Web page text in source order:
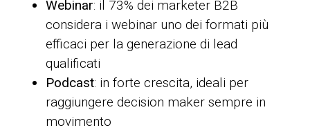
Webinar: il 73% dei marketer B2B
considera i webinar uno dei formati più
efficaci per la generazione di lead
qualificati
Podcast: in forte crescita, ideali per
raggiungere decision maker sempre in
movimento